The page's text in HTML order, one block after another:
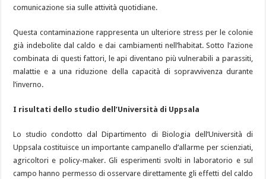
comunicazione sia sulle attività quotidiane.
Questa contaminazione rappresenta un ulteriore stress per le colonie
già indebolite dal caldo e dai cambiamenti nell’habitat. Sotto l’azione
combinata di questi fattori, le api diventano più vulnerabili a parassiti,
malattie e a una riduzione della capacità di sopravvivenza durante
l’inverno.
I risultati dello studio dell’Università di Uppsala
Lo studio condotto dal Dipartimento di Biologia dell’Università di
Uppsala costituisce un importante campanello d’allarme per scienziati,
agricoltori e policy-maker. Gli esperimenti svolti in laboratorio e sul
campo hanno permesso di osservare direttamente gli effetti del caldo